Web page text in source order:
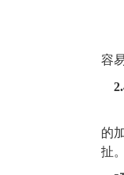
容
的
扯。